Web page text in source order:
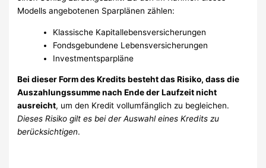
Modells angebotenen Sparplänen zählen:
Klassische Kapitallebensversicherungen
Fondsgebundene Lebensversicherungen
Investmentsparpläne
Bei dieser Form des Kredits besteht das Risiko, dass die
Auszahlungssumme nach Ende der Laufzeit nicht
ausreicht, um den Kredit vollumfänglich zu begleichen.
Dieses Risiko gilt es bei der Auswahl eines Kredits zu
berücksichtigen.